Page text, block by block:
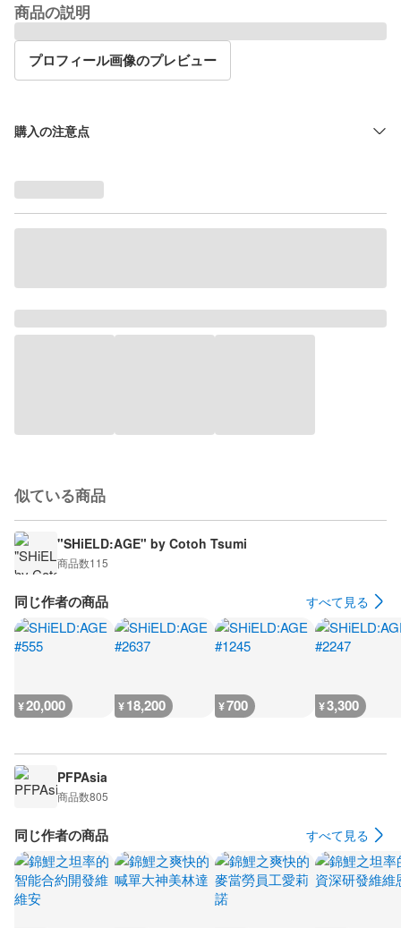
商品の説明
プロフィール画像のプレビュー
購入の注意点
似ている商品
"SHiELD:AGE" by Cotoh Tsumi
商品数115
同じ作者の商品 すべて見る
¥20,000 ¥18,200 ¥700 ¥3,300
PFPAsia
商品数805
同じ作者の商品 すべて見る